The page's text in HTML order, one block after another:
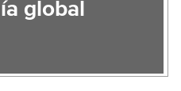
global